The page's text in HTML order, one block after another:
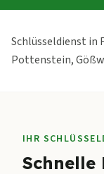
Schlüsseldienst in
Pottenstein,
IHR
Schnelle